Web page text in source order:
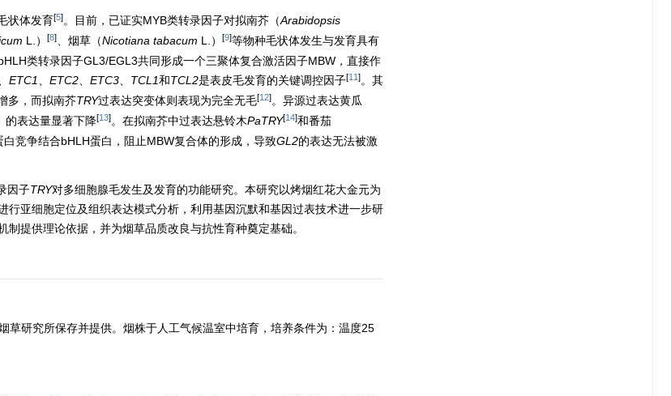
状体发育[5]。目前，已证实MYB类转录因子对拟南芥（Arabidopsis
L.） [8] 、烟草（Nicotiana tabacum L.） [9]等物种毛状体发生与发育具有
类转录因子GL3/EGL3共同形成一个三聚体复合激活因子MBW，直接作
ETC1 ETC2 ETC3 TCL1和TCL2是表皮毛发育的关键调控因子[11]。其
多，而拟南芥TRY过表达突变体则表现为完全无毛[12]。异源过表达黄瓜
的表达量显著下降[13]。在拟南芥中过表达悬铃木PaTRY[14]和番茄
竞争结合bHLH蛋白，阻止MBW复合体的形成，导致GL2的表达无法被激
因子TRY对多细胞腺毛发生及发育的功能研究。本研究以烤烟红花大金元为
亚细胞定位及组织表达模式分析，利用基因沉默和基因过表技术进一步研
提供理论依据，并为烟草品质改良与抗性育种奠定基础。
研究所保存并提供。烟株于人工气候温室中培育，培养条件为：温度25